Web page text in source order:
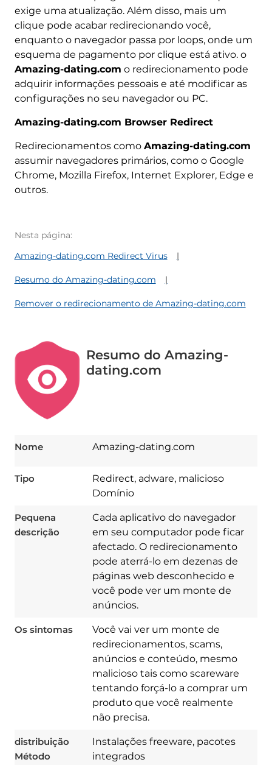
exige uma atualização. Além disso, mais um
clique pode acabar redirecionando você,
enquanto o navegador passa por loops, onde um
esquema de pagamento por clique está ativo. o
Amazing-dating.com o redirecionamento pode
adquirir informações pessoais e até modificar as
configurações no seu navegador ou PC.
Amazing-dating.com Browser Redirect
Redirecionamentos como Amazing-dating.com
assumir navegadores primários, como o Google
Chrome, Mozilla Firefox, Internet Explorer, Edge e
outros.
Nesta página:
Amazing-dating.com Redirect Virus
Resumo do Amazing-dating.com
Remover o redirecionamento de Amazing-dating.com
Resumo do Amazing-
dating.com
Nome Amazing-dating.com
Tipo
Redirect, adware, malicioso
Domínio
Pequena
descrição
Cada aplicativo do navegador
em seu computador pode ficar
afectado. O redirecionamento
pode aterrá-lo em dezenas de
páginas web desconhecido e
você pode ver um monte de
anúncios.
Os sintomas
Você vai ver um monte de
redirecionamentos, scams,
anúncios e conteúdo, mesmo
malicioso tais como scareware
tentando forçá-lo a comprar um
produto que você realmente
não precisa.
distribuição
Método
Instalações freeware, pacotes
integrados
Download
Spy Hunter